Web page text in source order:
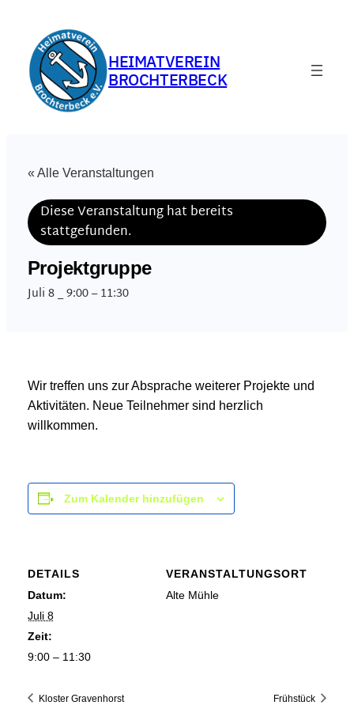
HEIMATVEREIN
BROCHTERBECK
« Alle Veranstaltungen
Diese Veranstaltung hat bereits
stattgefunden.
Projektgruppe
Juli 8 _ 9:00–11:30
Wir treffen uns zur Absprache weiterer Projekte und
Aktivitäten. Neue Teilnehmer sind herzlich
willkommen.
Zum Kalender hinzufügen
DETAILS
Datum:
Juli 8
Zeit:
9:00 – 11:30
VERANSTALTUNGSORT
Alte Mühle
Kloster Gravenhorst Frühstück